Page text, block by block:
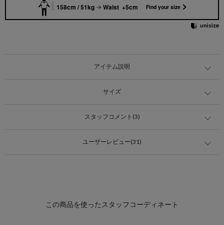
158cm / 51kg Waist +5cm Find your size
アイテム説明
サイズ
スタッフコメント(3)
ユーザーレビュー(31)